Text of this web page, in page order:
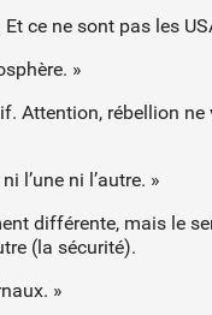
ce ne sont pas les
»
rébellion
l’une ni l’autre. »
différente, mais le
(la sécurité).
»